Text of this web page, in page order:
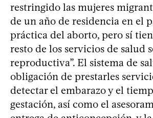
restringido las mujeres
de un año de residencia en el
práctica del aborto, pero sí
resto de los servicios de salud
reproductiva”. El sistema de
obligación de prestarles
detectar el embarazo y el
gestación, así como el